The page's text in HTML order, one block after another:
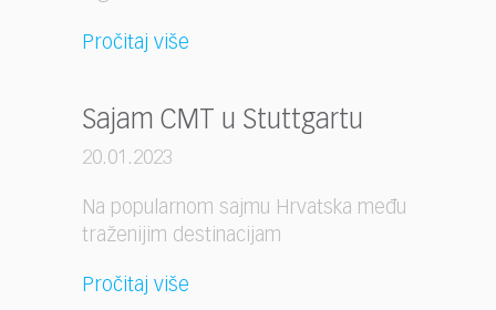
Pročitaj više
Sajam CMT u Stuttgartu
20.01.2023
Na popularnom sajmu Hrvatska među
traženijim destinacijam
Pročitaj više